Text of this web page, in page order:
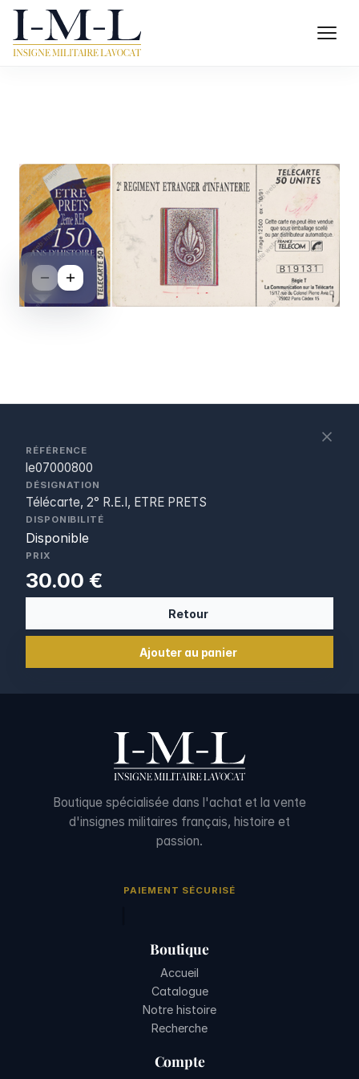
RÉFÉRENCE
le07000800
DÉSIGNATION
Télécarte, 2° R.E.I, ETRE PRETS
DISPONIBILITÉ
Disponible
PRIX
30.00 €
Retour
Ajouter au panier
Boutique spécialisée dans l'achat et la vente
d'insignes militaires français, histoire et
passion.
PAIEMENT SÉCURISÉ
Boutique
Accueil
Catalogue
Notre histoire
Recherche
Compte